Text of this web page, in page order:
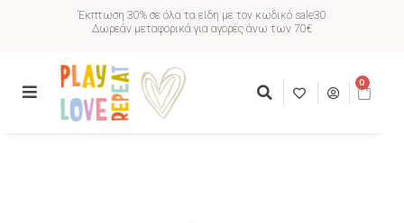
Έκπτωση 30% σε όλα τα είδη με τον κωδικό sale30
Δωρεάν μεταφορικά για αγορές άνω των 70€
0